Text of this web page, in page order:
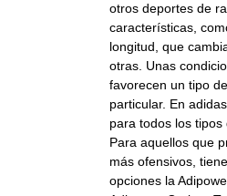
otros deportes de
características,
longitud, que
otras. Unas
favorecen un tipo
particular. En
para todos los tipos
Para aquellos que
más ofensivos,
opciones la